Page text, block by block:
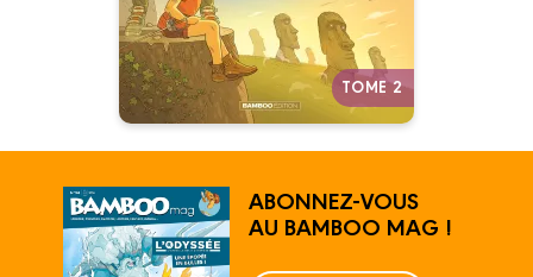
TOME 2
Autres tomes
ABONNEZ-VOUS
AU BAMBOO MAG !